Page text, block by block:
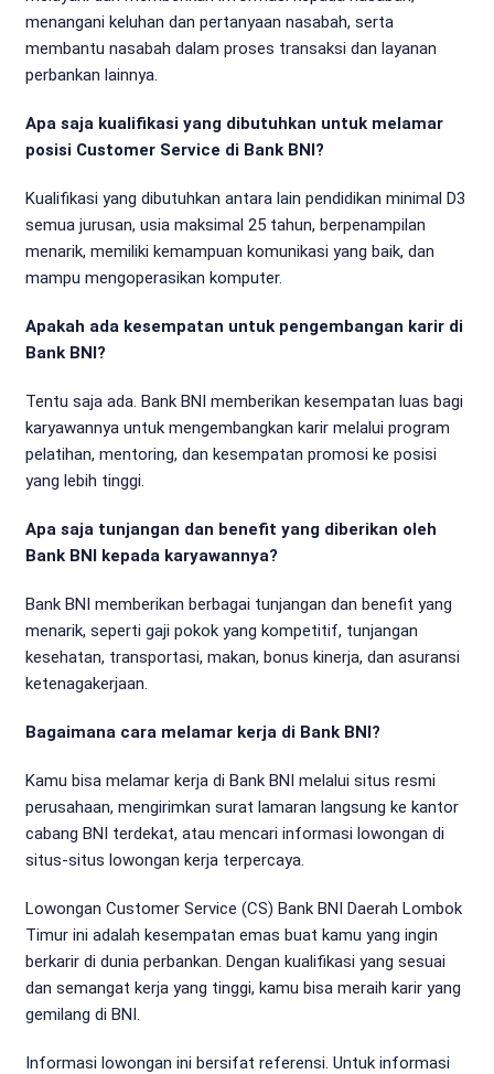
menangani keluhan dan pertanyaan nasabah, serta
membantu nasabah dalam proses transaksi dan layanan
perbankan lainnya.
Apa saja kualifikasi yang dibutuhkan untuk melamar
posisi Customer Service di Bank BNI?
Kualifikasi yang dibutuhkan antara lain pendidikan minimal D3
semua jurusan, usia maksimal 25 tahun, berpenampilan
menarik, memiliki kemampuan komunikasi yang baik, dan
mampu mengoperasikan komputer.
Apakah ada kesempatan untuk pengembangan karir di
Bank BNI?
Tentu saja ada. Bank BNI memberikan kesempatan luas bagi
karyawannya untuk mengembangkan karir melalui program
pelatihan, mentoring, dan kesempatan promosi ke posisi
yang lebih tinggi.
Apa saja tunjangan dan benefit yang diberikan oleh
Bank BNI kepada karyawannya?
Bank BNI memberikan berbagai tunjangan dan benefit yang
menarik, seperti gaji pokok yang kompetitif, tunjangan
kesehatan, transportasi, makan, bonus kinerja, dan asuransi
ketenagakerjaan.
Bagaimana cara melamar kerja di Bank BNI?
Kamu bisa melamar kerja di Bank BNI melalui situs resmi
perusahaan, mengirimkan surat lamaran langsung ke kantor
cabang BNI terdekat, atau mencari informasi lowongan di
situs-situs lowongan kerja terpercaya.
Lowongan Customer Service (CS) Bank BNI Daerah Lombok
Timur ini adalah kesempatan emas buat kamu yang ingin
berkarir di dunia perbankan. Dengan kualifikasi yang sesuai
dan semangat kerja yang tinggi, kamu bisa meraih karir yang
gemilang di BNI.
Informasi lowongan ini bersifat referensi. Untuk informasi